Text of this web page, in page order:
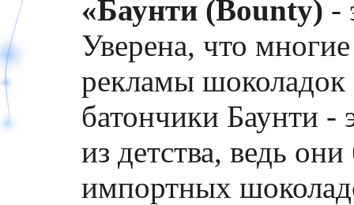
«Баунти (Bounty) -
Уверена, что
рекламы
батончики Баунти -
из детства, ведь
импортных